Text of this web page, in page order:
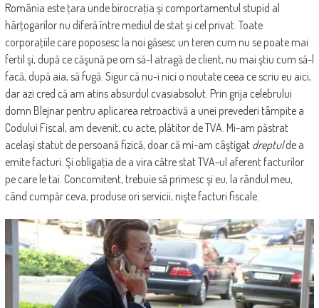
România este ţara unde birocraţia şi comportamentul stupid al
hârţogarilor nu diferă între mediul de stat şi cel privat. Toate
corporaţiile care poposesc la noi găsesc un teren cum nu se poate mai
fertil şi, după ce căşună pe om să-l atragă de client, nu mai ştiu cum să-l
facă, după aia, să fugă. Sigur că nu-i nici o noutate ceea ce scriu eu aici,
dar azi cred că am atins absurdul cvasiabsolut. Prin grija celebrului
domn Blejnar pentru aplicarea retroactivă a unei prevederi tâmpite a
Codului Fiscal, am devenit, cu acte, plătitor de TVA. Mi-am păstrat
acelaşi statut de persoană fizică, doar că mi-am câştigat dreptulde a
emite facturi. Şi obligaţia de a vira către stat TVA-ul aferent facturilor
pe care le tai. Concomitent, trebuie să primesc şi eu, la rândul meu,
când cumpăr ceva, produse ori servicii, nişte facturi fiscale.